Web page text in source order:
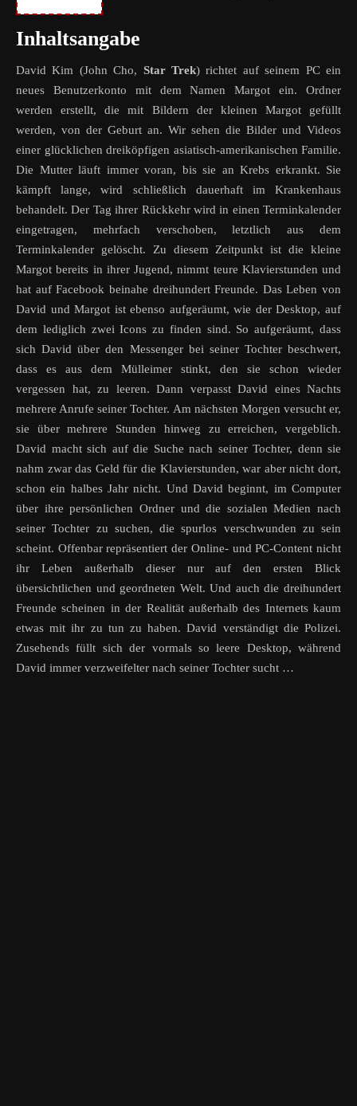
Inhaltsangabe
David Kim (John Cho, Star Trek) richtet auf seinem PC ein
neues Benutzerkonto mit dem Namen Margot ein. Ordner
werden erstellt, die mit Bildern der kleinen Margot gefüllt
werden, von der Geburt an. Wir sehen die Bilder und Videos
einer glücklichen dreiköpfigen asiatisch-amerikanischen Familie.
Die Mutter läuft immer voran, bis sie an Krebs erkrankt. Sie
kämpft lange, wird schließlich dauerhaft im Krankenhaus
behandelt. Der Tag ihrer Rückkehr wird in einen Terminkalender
eingetragen, mehrfach verschoben, letztlich aus dem
Terminkalender gelöscht. Zu diesem Zeitpunkt ist die kleine
Margot bereits in ihrer Jugend, nimmt teure Klavierstunden und
hat auf Facebook beinahe dreihundert Freunde. Das Leben von
David und Margot ist ebenso aufgeräumt, wie der Desktop, auf
dem lediglich zwei Icons zu finden sind. So aufgeräumt, dass
sich David über den Messenger bei seiner Tochter beschwert,
dass es aus dem Mülleimer stinkt, den sie schon wieder
vergessen hat, zu leeren. Dann verpasst David eines Nachts
mehrere Anrufe seiner Tochter. Am nächsten Morgen versucht er,
sie über mehrere Stunden hinweg zu erreichen, vergeblich.
David macht sich auf die Suche nach seiner Tochter, denn sie
nahm zwar das Geld für die Klavierstunden, war aber nicht dort,
schon ein halbes Jahr nicht. Und David beginnt, im Computer
über ihre persönlichen Ordner und die sozialen Medien nach
seiner Tochter zu suchen, die spurlos verschwunden zu sein
scheint. Offenbar repräsentiert der Online- und PC-Content nicht
ihr Leben außerhalb dieser nur auf den ersten Blick
übersichtlichen und geordneten Welt. Und auch die dreihundert
Freunde scheinen in der Realität außerhalb des Internets kaum
etwas mit ihr zu tun zu haben. David verständigt die Polizei.
Zusehends füllt sich der vormals so leere Desktop, während
David immer verzweifelter nach seiner Tochter sucht …